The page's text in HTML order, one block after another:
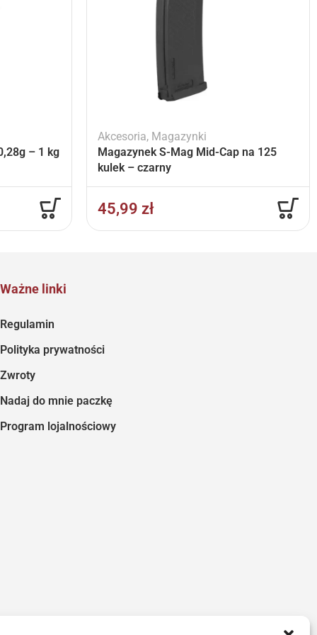
– 1 kg
Akcesoria, Magazynki
Magazynek S-Mag Mid-Cap na 125
kulek – czarny
45,99 zł
Ważne linki
Regulamin
Polityka prywatności
Zwroty
Nadaj do mnie paczkę
Program lojalnościowy